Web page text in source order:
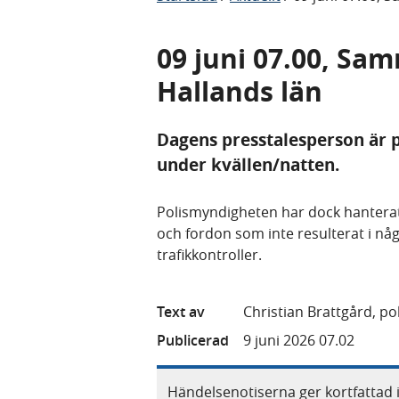
09 juni 07.00,
Hallands län
Dagens presstalesperson
under kvällen/natten.
Polismyndigheten har dock
och fordon som inte resulterat i
trafikkontroller.
Text av
Christian Brattgård,
Publicerad
9 juni 2026 07.02
Händelsenotiserna ger